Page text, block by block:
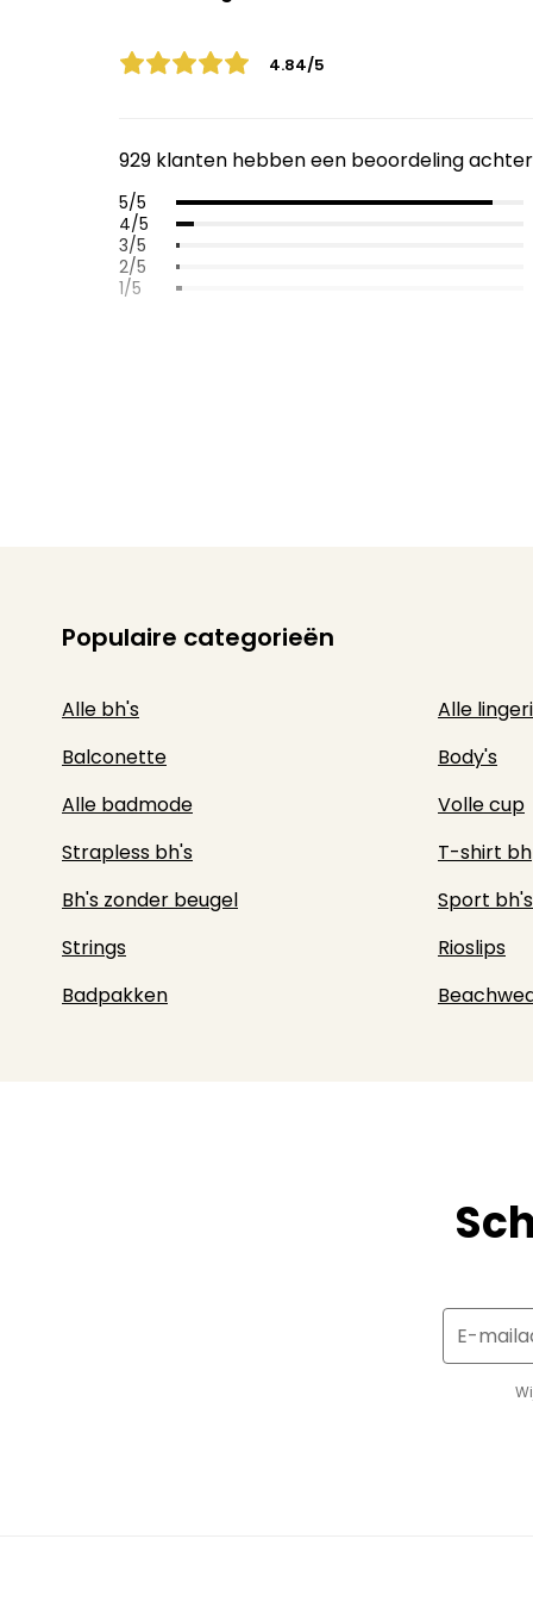
4.84/5
929 klanten hebben een beoordeling
5/5
4/5
3/5
2/5
1/5
Populaire categorieën
Alle bh's
Alle
Balconette
Body's
Alle badmode
Volle cup
Strapless bh's
T-shirt bh
Bh's zonder beugel
Sport bh's
Strings
Rioslips
Badpakken
E-